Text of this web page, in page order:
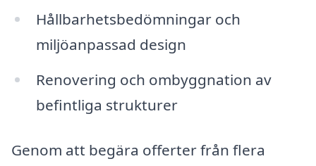
Hållbarhetsbedömningar och
miljöanpassad design
Renovering och ombyggnation av
befintliga strukturer
Genom att begära offerter från flera